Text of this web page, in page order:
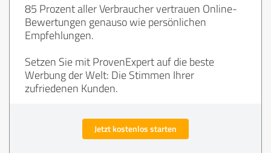
85 Prozent aller Verbraucher vertrauen Online-
Bewertungen genauso wie persönlichen
Empfehlungen.
Setzen Sie mit ProvenExpert auf die beste
Werbung der Welt: Die Stimmen Ihrer
zufriedenen Kunden.
Jetzt kostenlos starten